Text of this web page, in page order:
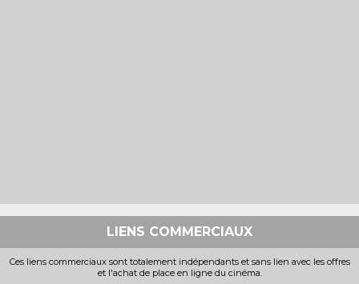
LIENS COMMERCIAUX
Ces liens commerciaux sont totalement indépendants et sans lien avec les offres
et l'achat de place en ligne du cinéma.